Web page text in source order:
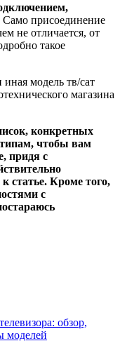
Само присоединение
не отличается, от
такое
модель тв/сат
магазина
конкретных
типам, чтобы вам
придя с
статье. Кроме того,
с
обзор,
моделей